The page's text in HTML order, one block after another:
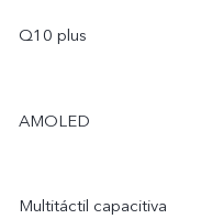
Q10 plus
AMOLED
Multitáctil capacitiva